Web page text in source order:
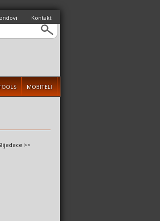
Kontakt
MOBITELI
>>